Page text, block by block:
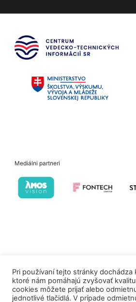
Mediálni partneri
Pri používaní tejto stránky dochádza
ktoré nám pomáhajú zvyšovať
cookies môžete prijať alebo
jednotlivé tlačidlá. V prípade